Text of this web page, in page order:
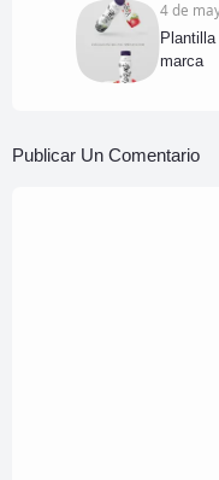
4 de
marca
Publicar Un Comentario